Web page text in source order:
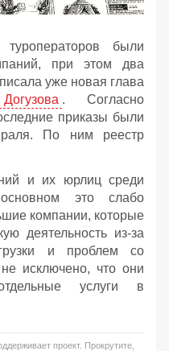
были
при этом два
уже новая глава
. Согласно
приказы были
По ним реестр
и их юрлиц среди
это слабо
компании, которые
деятельность из-за
и проблем со
исключено, что они
услуги в
проект. Прокрутите,